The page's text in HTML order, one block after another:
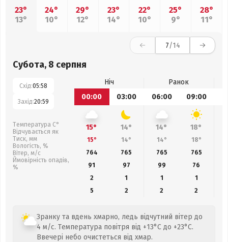
23°
13°
24°
10°
29°
12°
23°
14°
22°
10°
25°
9°
28°
11°
7/14
Субота, 8 серпня
Схід:05:58
Захід:20:59
Температура С°
Відчувається як
Тиск, мм
Вологість, %
Вітер, м/с
Ймовірність опадів,
%
Ніч
Ранок
00:00
03:00 06:00 09:00
15° 14° 14° 18°
15° 14° 14° 18°
764
765 765 765
91
97 99 76
2
1 1
1
5
2 2 2
Зранку та вдень хмарно, ледь відчутний вітер до
4 м/с. Температура повітря від +13°C до +23°C.
Ввечері небо очистеться від хмар.